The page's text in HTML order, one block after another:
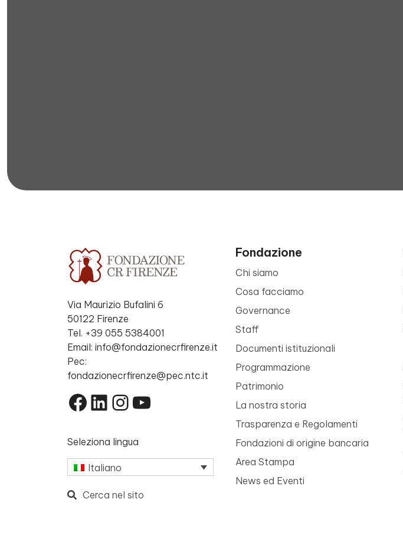
Via Maurizio Bufalini 6
50122 Firenze
Tel. +39 055 5384001
Email: info@fondazionecrfirenze.it
Pec:
fondazionecrfirenze@pec.ntc.it
Facebook
LinkedIn
Instagram
YouTube
Seleziona lingua
Italiano
Cerca nel sito
Fondazione
Chi siamo
Cosa facciamo
Governance
Staff
Documenti istituzionali
Programmazione
Patrimonio
La nostra storia
Trasparenza e Regolamenti
Fondazioni di origine bancaria
Area Stampa
News ed Eventi